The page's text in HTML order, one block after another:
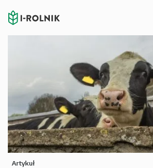
Artykuł